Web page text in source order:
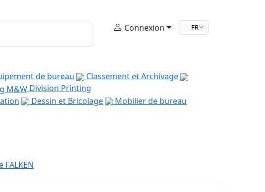
Connexion FR
de bureau
Classement et Archivage
Division Printing
Dessin et Bricolage
Mobilier de bureau